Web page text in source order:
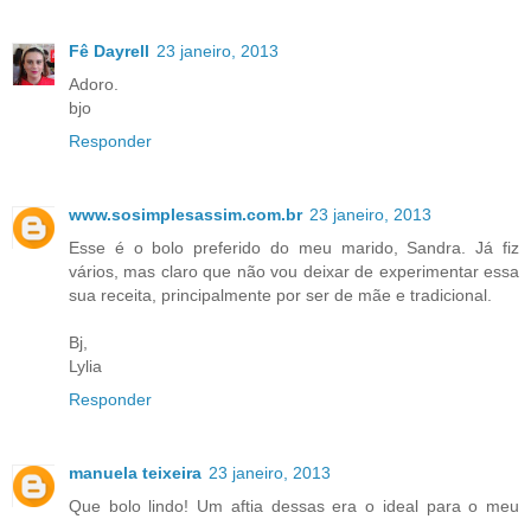
Fê Dayrell 23 janeiro, 2013
Adoro.
bjo
Responder
www.sosimplesassim.com.br 23 janeiro, 2013
Esse é o bolo preferido do meu marido, Sandra. Já fiz
vários, mas claro que não vou deixar de experimentar essa
sua receita, principalmente por ser de mãe e tradicional.
Bj,
Lylia
Responder
manuela teixeira 23 janeiro, 2013
Que bolo lindo! Um aftia dessas era o ideal para o meu